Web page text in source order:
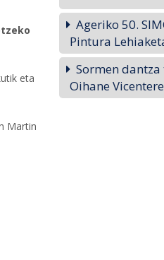
eta
Martin
Ageriko 50.
Pintura
Sormen
Oihane